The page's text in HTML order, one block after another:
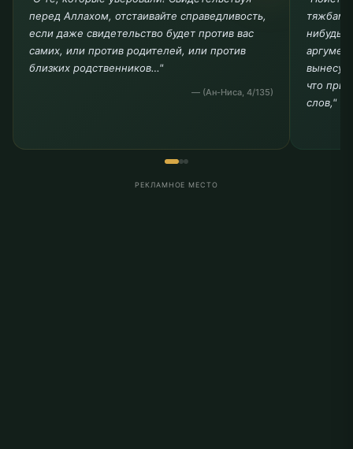
перед Аллахом, отстаивайте справедливость,
если даже свидетельство будет против вас
самих, или против родителей, или против
близких родственников…"
— (Ан-Ниса, 4/135)
нибудь
вынесу
что
слов,"
РЕКЛАМНОЕ МЕСТО